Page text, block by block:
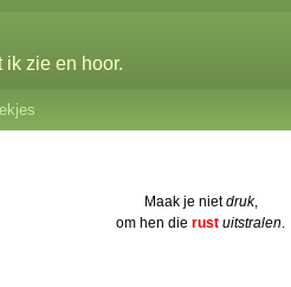
zie en hoor.
Maak je nietdruk,
om hen dierust uitstralen.